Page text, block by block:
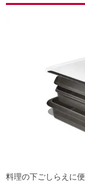
料理の下ごしらえに